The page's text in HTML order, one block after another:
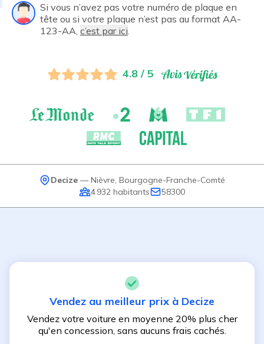
Si vous n’avez pas votre numéro de plaque en
tête ou si votre plaque n’est pas au format AA-
123-AA, c’est par ici
4.8 / 5
Decize — Nièvre Bourgogne-Franche-Comté
4 932 habitants 58300
Vendez au meilleur prix à Decize
Vendez votre voiture en moyenne 20% plus cher
qu'en concession, sans aucuns frais cachés.